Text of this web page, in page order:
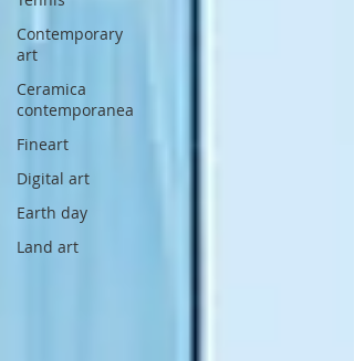
Contemporary
art
Ceramica
contemporanea
Fineart
Digital art
Earth day
Land art